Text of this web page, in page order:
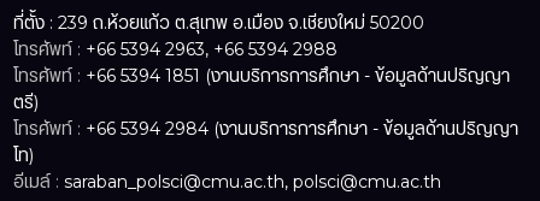
ที่ตั้ง : 239 ถ.ห้วยแก้ว ต.สุเทพ อ.เมือง จ.เชียงใหม่ 50200
โทรศัพท์ : +66 5394 2963, +66 5394 2988
โทรศัพท์ : +66 5394 1851 (งานบริการการศึกษา - ข้อมูลด้านปริญญา
ตรี)
โทรศัพท์ : +66 5394 2984 (งานบริการการศึกษา - ข้อมูลด้านปริญญา
โท)
อีเมล์ :saraban_polsci@cmu.ac.th, polsci@cmu.ac.th